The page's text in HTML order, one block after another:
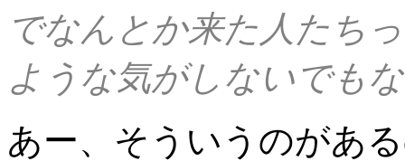
でなんとか来た人たち
ような気がしないでも
あー、そういうのがあ